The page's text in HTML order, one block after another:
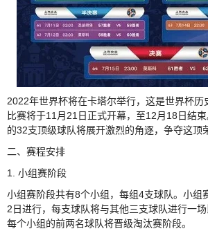
2022年世界杯将在卡塔尔举行，这是世界杯历
比赛将于11月21日正式开幕，至12月18日结
的32支顶级球队将展开激烈的角逐，争夺这顶
二、赛程安排
1. 小组赛阶段
小组赛阶段共有8个小组，每组4支球队。小组
2日进行，每支球队将与其他三支球队进行一场
每个小组的前两名球队将晋级淘汰赛阶段。